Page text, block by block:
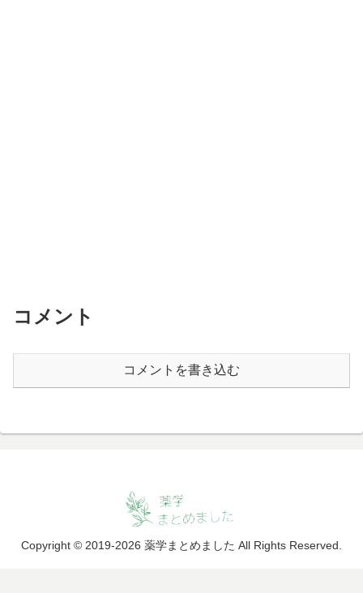
コメント
コメントを書き込む
Copyright © 2019-2026 薬学まとめました All Rights Reserved.